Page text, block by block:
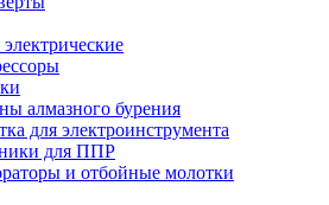
алмазного бурения
для электроинструмента
для ППР
и отбойные молотки